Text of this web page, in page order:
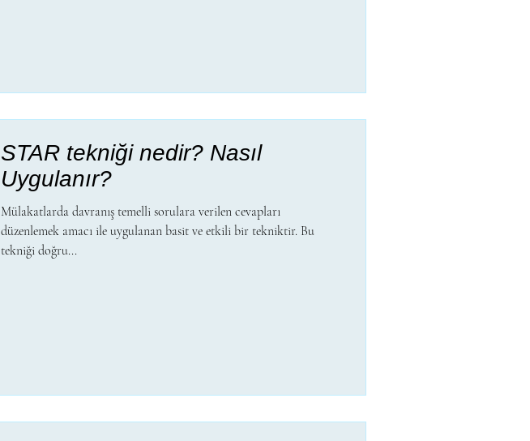
STAR tekniği nedir? Nasıl
Uygulanır?
Mülakatlarda davranış temelli sorulara verilen cevapları
düzenlemek amacı ile uygulanan basit ve etkili bir tekniktir. Bu
tekniği doğru...